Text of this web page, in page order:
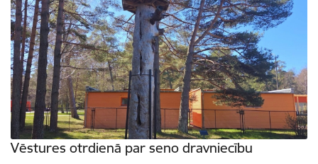
Vēstures otrdienā par seno dravniecību